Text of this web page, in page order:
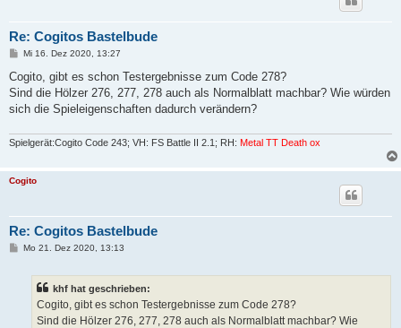
Re: Cogitos Bastelbude
B
i
r
a
Mi 16. Dez 2020, 13:27
Cogito, gibt es schon Testergebnisse zum Code 278?
Sind die Hölzer 276, 277, 278 auch als Normalblatt machbar? Wie würden
sich die Spieleigenschaften dadurch verändern?
Spielgerät:Cogito Code 243; VH: FS Battle II 2.1; RH: Metal TT Death ox
Cogito
Re: Cogitos Bastelbude
BMo 21. Dez 2020, 13:13
khf hat geschrieben:
Cogito, gibt es schon Testergebnisse zum Code 278?
Sind die Hölzer 276, 277, 278 auch als Normalblatt machbar? Wie